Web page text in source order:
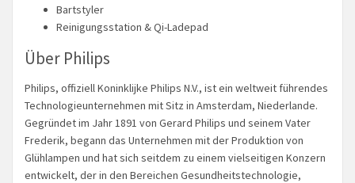
Bartstyler
Reinigungsstation & Qi-Ladepad
Über Philips
Philips, offiziell Koninklijke Philips N.V., ist ein weltweit führendes
Technologieunternehmen mit Sitz in Amsterdam, Niederlande.
Gegründet im Jahr 1891 von Gerard Philips und seinem Vater
Frederik, begann das Unternehmen mit der Produktion von
Glühlampen und hat sich seitdem zu einem vielseitigen Konzern
entwickelt, der in den Bereichen Gesundheitstechnologie,